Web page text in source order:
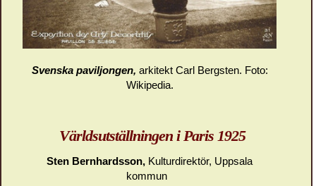
Svenska paviljongen, arkitekt Carl Bergsten. Foto:
Wikipedia.
Världsutställningen i Paris 1925
Sten Bernhardsson, Kulturdirektör, Uppsala
kommun